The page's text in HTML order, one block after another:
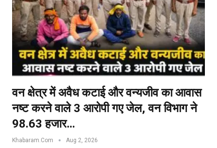
वन क्षेत्र में अवैध कटाई और वन्यजीव का आवास
नष्ट करने वाले 3 आरोपी गए जेल, वन विभाग ने
98.63 हजार…
Khabaram.Com Aug 2, 2026